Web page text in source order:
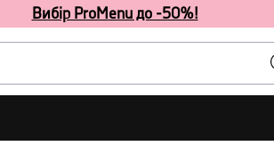
Вибір ProMenu до -50%!